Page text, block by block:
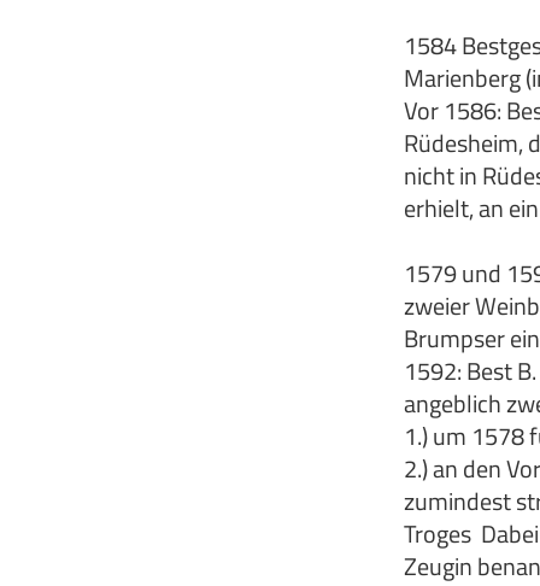
1584
Marienberg
Vor 1586:
Rüdesheim,
nicht in
erhielt, an
1579 und
zweier
Brumpser
1592: Best
angeblich
1.) um 1578
2.) an den
zumindest
Troges
Zeugin